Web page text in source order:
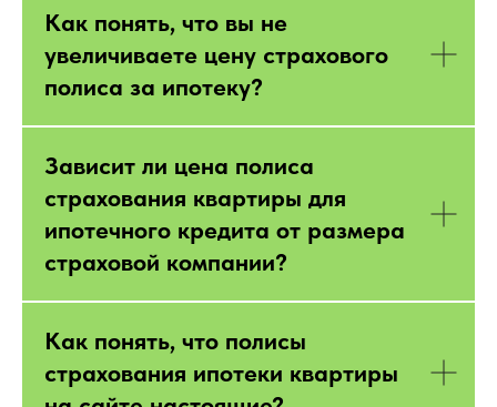
Как понять, что вы не
увеличиваете цену страхового
полиса за ипотеку?
Зависит ли цена полиса
страхования квартиры для
ипотечного кредита от размера
страховой компании?
Как понять, что полисы
страхования ипотеки квартиры